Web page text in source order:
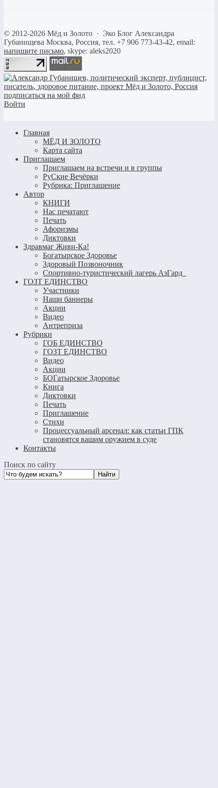
© 2012-2026 Мёд и Золото · Эко Блог Александра
Губанищева Москва, Россия, тел. +7 906 773-43-42, email:
напишите письмо, skype: aleks2020
Войти
Главная
МЁД И ЗОЛОТО
Карта сайта
Приглашаем
Приглашаем на встречи и в группы
РуСкие Вечёрки
Рубрика: Приглашение
Автор
КНИГИ
Нас печатают
Печать
Афоризмы
Диктовки
Здравмаг Живи-Ка!
Богатырское Здоровье
Здоровый Позвоночник
Спортивно-туристический лагерь АзГард
ГОЗТ ЕДИНСТВО
Участники
Наши баннеры
Акции
Видео
Антреприза
Рубрики
ГОБ ЕДИНСТВО
ГОЗТ ЕДИНСТВО
Видео
Акции
БОГатырское Здоровье
Книга
Диктовки
Печать
Приглашение
Стихи
Процессуальный арсенал: как статьи ГПК
становятся вашим оружием в суде
Контакты
Поиск по сайту